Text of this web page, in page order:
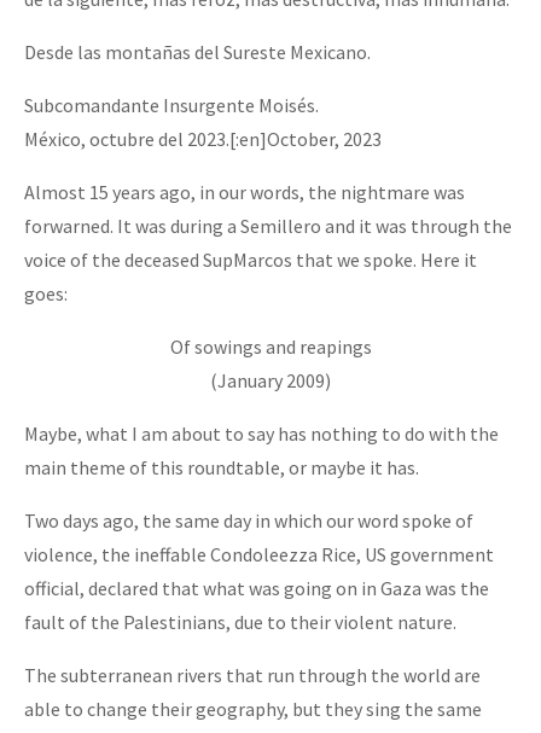
Desde las montañas del Sureste Mexicano.
Subcomandante Insurgente Moisés.
México, octubre del 2023.[:en]October, 2023
Almost 15 years ago, in our words, the nightmare was
forwarned. It was during a Semillero and it was through the
voice of the deceased SupMarcos that we spoke. Here it
goes:
Of sowings and reapings
(January 2009)
Maybe, what I am about to say has nothing to do with the
main theme of this roundtable, or maybe it has.
Two days ago, the same day in which our word spoke of
violence, the ineffable Condoleezza Rice, US government
official, declared that what was going on in Gaza was the
fault of the Palestinians, due to their violent nature.
The subterranean rivers that run through the world are
able to change their geography, but they sing the same